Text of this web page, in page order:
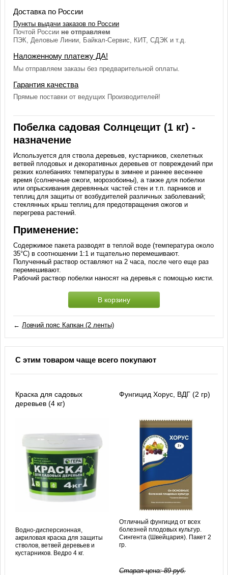
Доставка по России
Пункты выдачи заказов по России
Почтой России не отправляем
ПЭК, Деловые Линии, Байкал-Сервис, КИТ, СДЭК и т.д.
Наложенному платежу ДА!
Мы отправляем заказы без предварительной оплаты.
Гарантия качества
Прямые поставки от ведущих Производителей!
Побелка садовая Солнцещит (1 кг) -
назначение
Используется для ствола деревьев, кустарников, скелетных
ветвей плодовых и декоративных деревьев от повреждений при
резких колебаниях температуры в зимнее и раннее весеннее
время (солнечные ожоги, морозобоины), а также для побелки
или опрыскивания деревянных частей стен и т.п. парников и
теплиц для защиты от возбудителей различных заболеваний;
стеклянных крыш теплиц для предотвращения ожогов и
перегрева растений.
Применение:
Содержимое пакета разводят в теплой воде (температура около
35°С) в соотношении 1:1 и тщательно перемешивают.
Полученный раствор оставляют на 2 часа, после чего еще раз
перемешивают.
Рабочий раствор побелки наносят на деревья с помощью кисти.
В корзину
← Ловчий пояс Капкан (2 ленты)
С этим товаром чаще всего покупают
Краска для садовых
деревьев (4 кг)
Водно-дисперсионная,
акриловая краска для защиты
стволов, ветвей деревьев и
кустарников. Ведро 4 кг.
Фунгицид Хорус, ВДГ (2 гр)
Отличный фунгицид от всех
болезней плодовых культур.
Сингента (Швейцария). Пакет 2
гр.
Старая цена:89руб.